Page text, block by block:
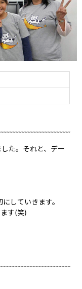
た。それと、デー
していきます。
す(笑)